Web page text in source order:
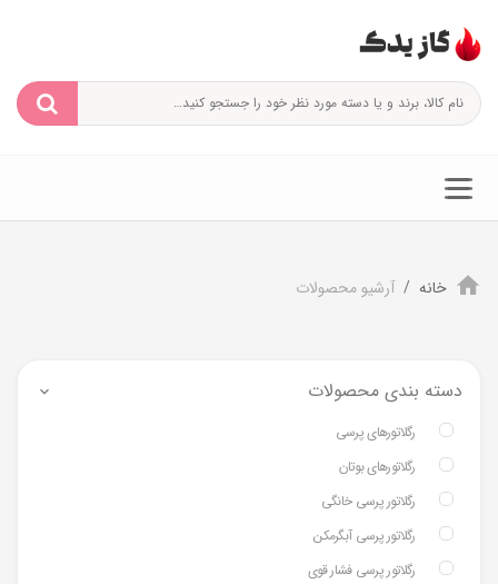
خانه آرشیو محصولات
دسته بندی محصولات
رگلاتورهای پرسی
رگلاتورهای بوتان
رگلاتور پرسی خانگی
رگلاتور پرسی آبگرمکن
رگلاتور پرسی فشار قوی